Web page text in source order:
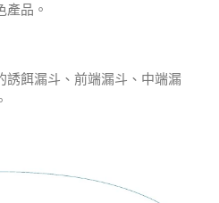
產品。
誘餌漏斗、前端漏斗、中端漏